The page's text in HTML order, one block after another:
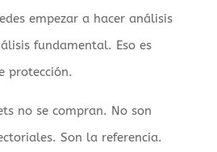
empezar a hacer análisis
fundamental. Eso es
protección.
no se compran. No son
Son la referencia.